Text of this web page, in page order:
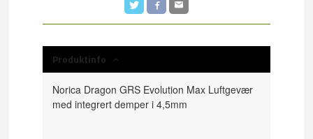
Produktinfo
Norica Dragon GRS Evolution Max Luftgevær
med integrert demper i 4,5mm